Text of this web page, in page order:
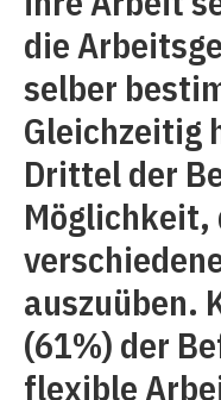
die
selber
Gleichzeitig
Drittel der
Möglichkeit,
auszuüben.
(61%) der
flexible